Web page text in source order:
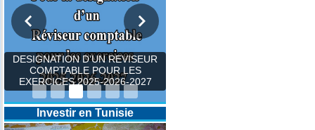
DESIGNATION D’UN REVISEUR
COMPTABLE POUR LES
EXERCICES 2025-2026-2027
Investir en Tunisie